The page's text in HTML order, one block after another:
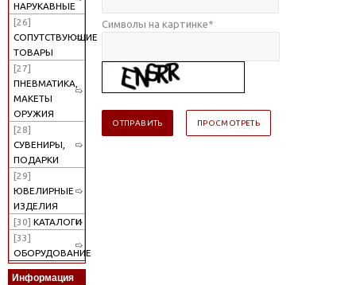
НАРУКАВНЫЕ
[26]
СОПУТСТВУЮЩИЕ
ТОВАРЫ
[27]
ПНЕВМАТИКА,
МАКЕТЫ
ОРУЖИЯ
[28]
СУВЕНИРЫ,
ПОДАРКИ
[29]
ЮВЕЛИРНЫЕ
ИЗДЕЛИЯ
[30] КАТАЛОГИ
[33]
ОБОРУДОВАНИЕ
Информация
Символы на картинке*